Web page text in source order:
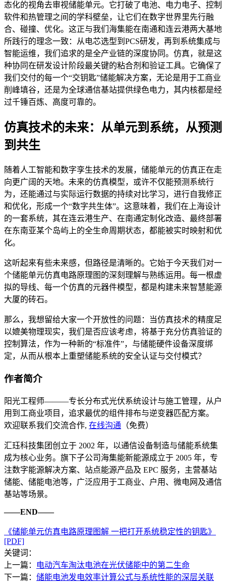
态化的视角去审视储能单元。它打破了电池、电力电子、控制
软件和热管理之间的学科壁垒，让它们在数字世界里先行融
合、碰撞、优化。这正与我们海集能在南通和连云港两大基地
所践行的理念一致：从电芯选型到PCS研发，再到系统集成与
智能运维，我们追求的是全产业链的深度协同。仿真，就是这
种协同在研发设计阶段最关键的粘合剂和验证工具。它确保了
我们交付的每一个“交钥匙”储能解决方案，无论是用于工商业
削峰填谷，还是为全球通信基站提供绿色电力，其内核都是经
过千锤百炼、高度可靠的。
仿真技术的未来：从单元到系统，从预测
到共生
随着人工智能和数字孪生技术的发展，储能单元的仿真正在走
向更广阔的天地。未来的仿真模型，或许不仅能预测系统行
为，还能通过与实际运行数据的持续对比学习，进行自我修正
和优化，形成一个“数字共生体”。这意味着，我们在上海设计
的一套系统，其在连云港生产、在南通定制化改造、最终部署
在东南亚某个岛屿上的全生命周期状态，都能被实时映射和优
化。
这听起来有些未来感，但路径是清晰的。它始于今天我们对一
个储能单元仿真电路原理图的深刻理解与熟练运用。每一根虚
拟的导线、每一个仿真的元器件模型，都是构建未来智慧能源
大厦的砖石。
那么，我想留给大家一个开放性的问题：当仿真技术的精度足
以媲美物理现实，我们是否应该考虑，将基于充分仿真验证的
控制算法，作为一种新的“标准件”，与储能硬件设备深度绑
定，从而从根本上重塑储能系统的安全认证与交付模式？
作者简介
阳光工程师———专长分布式光伏系统设计与施工管理，从户
用到工商业项目，追求最优的组件排布与逆变器匹配方案。
欢迎联系我们交流合作, 在线沟通 （免费）
汇珏科技集团创立于 2002 年，以通信设备制造与储能系统集
成为核心业务。旗下子公司海集能新能源成立于 2005 年，专
注数字能源解决方案、站点能源产品及 EPC 服务，主营基站
储能、储能电池等，广泛应用于工商业、户用、微电网及通信
基站等场景。
——END——
《储能单元仿真电路原理图解 一把打开系统稳定性的钥匙》
[PDF]
关键词：
上一篇：
电动汽车淘汰电池在光伏储能中的第二生命
下一篇： 储能电池发电效率计算公式与系统性能的深层关联